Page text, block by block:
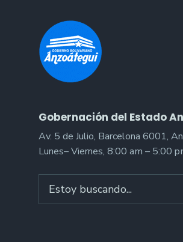
Gobernación del Estado
Av. 5 de Julio, Barcelona 6001,
Lunes– Viernes, 8:00 am – 5:00